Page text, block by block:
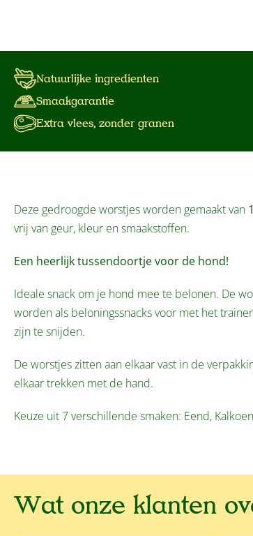
Natuurlijke ingredienten
Smaakgarantie
Extra vlees, zonder granen
Deze gedroogde worstjes worden gemaakt van
vrij van geur, kleur en smaakstoffen.
Een heerlijk tussendoortje voor de hond!
Ideale snack om je hond mee te belonen. De
worden als beloningssnacks voor met het
zijn te snijden.
De worstjes zitten aan elkaar vast in de
elkaar trekken met de hand.
Keuze uit 7 verschillende smaken: Eend,
Wat onze klanten